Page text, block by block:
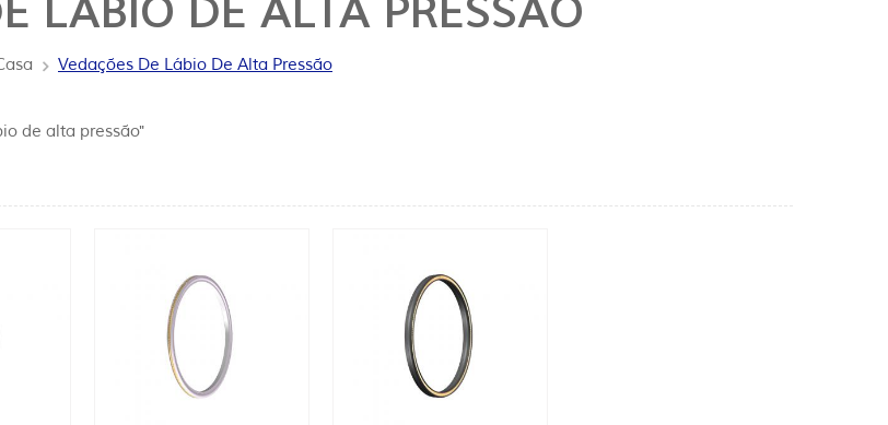
LÁBIO DE ALTA PRESSÃO
Vedações De Lábio De Alta Pressão
de alta pressão"